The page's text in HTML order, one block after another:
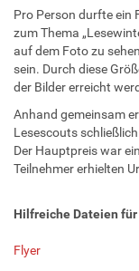
Pro Person durfte ein
zum Thema
auf dem Foto zu
sein. Durch diese
der Bilder erreicht
Anhand gemeinsam
Lesescouts
Der Hauptpreis war
Teilnehmer erhielten
Hilfreiche Dateien
Flyer